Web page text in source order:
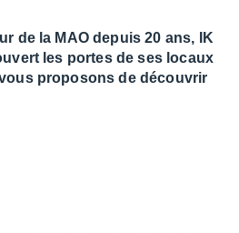
de la MAO depuis 20 ans, IK
les portes de ses locaux
proposons de découvrir